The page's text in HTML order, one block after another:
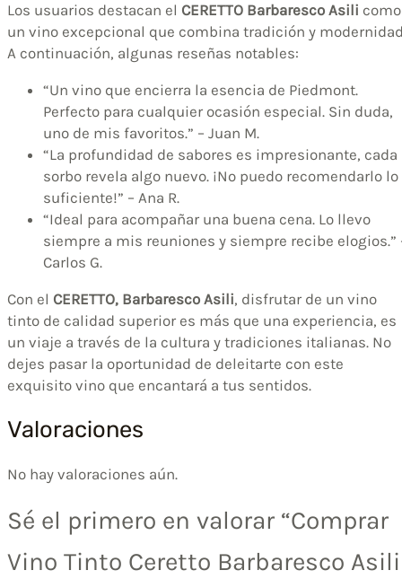
Los usuarios destacan el CERETTO Barbaresco Asili como
un vino excepcional que combina tradición y
A continuación, algunas reseñas notables:
“Un vino que encierra la esencia de Piedmont.
Perfecto para cualquier ocasión especial. Sin duda,
uno de mis favoritos.” – Juan M.
“La profundidad de sabores es impresionante, cada
sorbo revela algo nuevo. ¡No puedo recomendarlo lo
suficiente!” – Ana R.
“Ideal para acompañar una buena cena. Lo llevo
siempre a mis reuniones y siempre recibe elogios.”
Carlos G.
Con el CERETTO, Barbaresco Asili, disfrutar de un vino
tinto de calidad superior es más que una experiencia, es
un viaje a través de la cultura y tradiciones italianas. No
dejes pasar la oportunidad de deleitarte con este
exquisito vino que encantará a tus sentidos.
Valoraciones
No hay valoraciones aún.
Sé el primero en valorar “Comprar
Vino Tinto Ceretto Barbaresco Asili